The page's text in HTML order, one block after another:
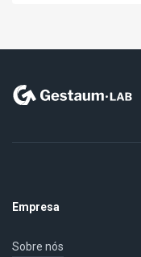
Empresa
Sobre nós